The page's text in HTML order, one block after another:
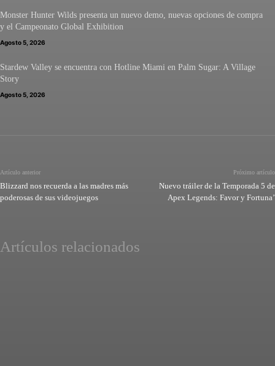
Monster Hunter Wilds presenta un nuevo demo, nuevas opciones de compra
y el Campeonato Global Exhibition
Agosto 5, 2026
Stardew Valley se encuentra con Hotline Miami en Palm Sugar: A Village
Story
Agosto 5, 2026
Artículo anterior
Blizzard nos recuerda a las madres más
poderosas de sus videojuegos
Próximo artículo
Nuevo tráiler de la Temporada 5 de
Apex Legends: Favor y Fortuna’
Artículos relacionados